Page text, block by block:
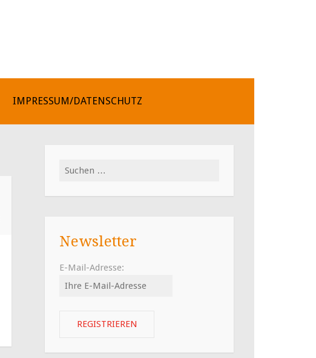
IMPRESSUM/DATENSCHUTZ
Suchen
Newsletter
E-Mail-Adresse: